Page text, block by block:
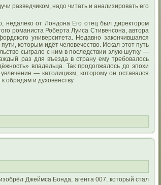
разведчиком, надо читать и анализировать его
недалеко от Лондона Его отец был директором
романиста Роберта Луиса Стивенсона, автора
университета. Недавно закончившаяся
которым идёт человечество. Искал этот путь
сыграло с ним в последствии злую шутку —
раз для въезда в страну ему требовалось
владельца. Так продолжалось до эпохи
— католицизм, которому он оставался
обрядам и духовенству.
Джеймса Бонда, агента 007, который стал